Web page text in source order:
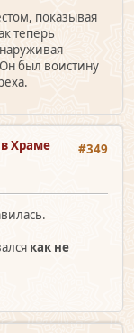
показывая
теперь
был воистину
#349
Храме
как не